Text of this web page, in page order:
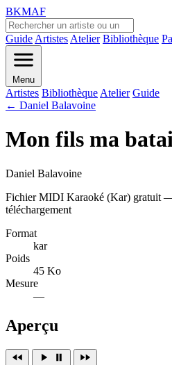
BKMAF
Guide Artistes Atelier Bibliothèque
Menu
Artistes Bibliothèque Atelier Guide
← Daniel Balavoine
Mon fils ma
Daniel Balavoine
Fichier MIDI Karaoké (Kar) gratuit
téléchargement
Format
kar
Poids
45 Ko
Mesure
—
Aperçu